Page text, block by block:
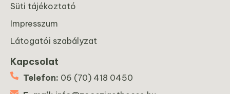
Süti tájékoztató
Impresszum
Látogatói szabályzat
Kapcsolat
Telefon: 06 (70) 418 0450